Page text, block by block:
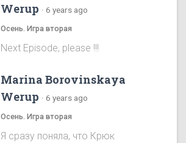
Werup · 6 years ago
Осень. Игра вторая
Next Episode, please !!!
Marina Borovinskaya
Werup · 6 years ago
Осень. Игра вторая
Я сразу понялa, что Крюк